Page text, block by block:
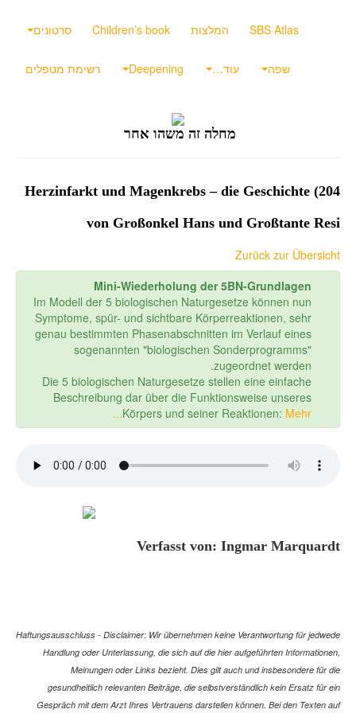
סרטונים Children’s book המלצות SBS Atlas
רשימת מטפלים Deepening עוד… שפה
מחלה זה משהו אחר
204) Herzinfarkt und Magenkrebs – die Geschichte
von Großonkel Hans und Großtante Resi
Zurück zur Übersicht
Mini-Wiederholung der 5BN-Grundlagen
Im Modell der 5 biologischen Naturgesetze können nun
Symptome, spür- und sichtbare Körperreaktionen, sehr
genau bestimmten Phasenabschnitten im Verlauf eines
sogenannten "biologischen Sonderprogramms"
zugeordnet werden.
Die 5 biologischen Naturgesetze stellen eine einfache
Beschreibung dar über die Funktionsweise unseres
Körpers und seiner Reaktionen: Mehr...
Verfasst von: Ingmar Marquardt
Haftungsausschluss - Disclaimer: Wir übernehmen keine Verantwortung für jedwede
Handlung oder Unterlassung, die sich auf die hier aufgeführten Informationen,
Meinungen oder Links bezieht. Dies gilt auch und insbesondere für die
gesundheitlich relevanten Beiträge, die selbstverständlich kein Ersatz für ein
Gespräch mit dem Arzt Ihres Vertrauens darstellen können. Bei den Texten auf